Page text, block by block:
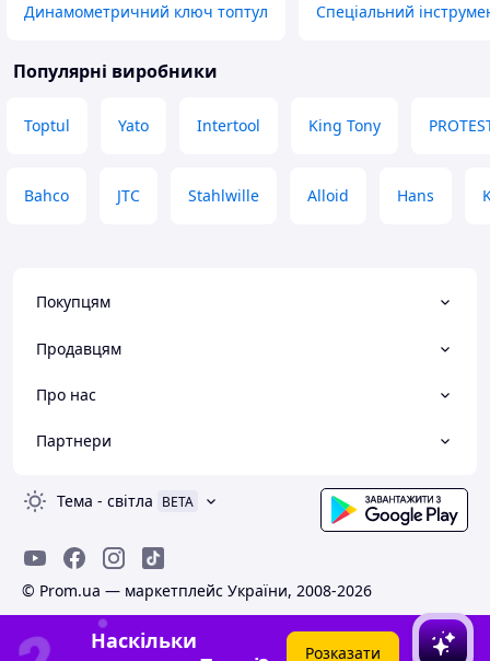
Динамометричний ключ топтул Спеціальний
Популярні виробники
Toptul Yato Intertool King Tony
Bahco JTC Stahlwille Alloid Hans
Покупцям
Продавцям
Про нас
Партнери
Тема - світла BETA
© Prom.ua — маркетплейс України, 2008-2026
Наскільки
Розказати